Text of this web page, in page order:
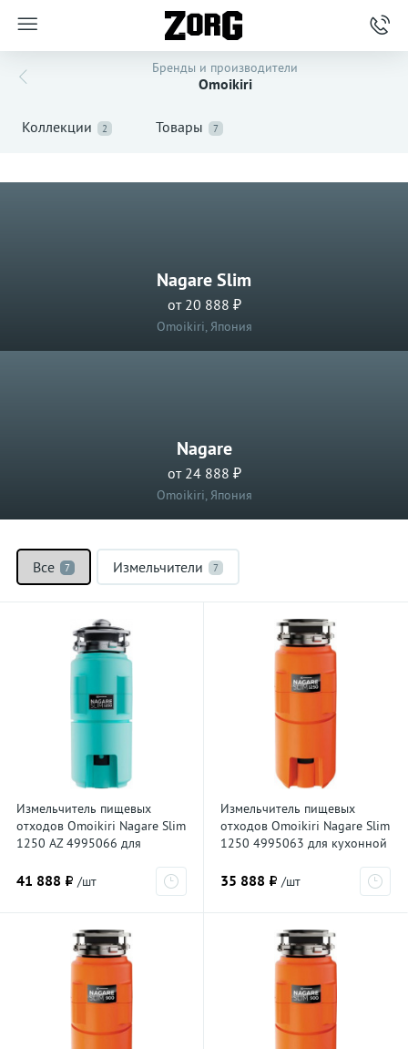
Бренды и производители
Omoikiri
Коллекции 2 Товары 7
Nagare Slim
от 20 888 ₽
Omoikiri, Япония
Nagare
от 24 888 ₽
Omoikiri, Япония
Все 7 Измельчители 7
Измельчитель пищевых
отходов Omoikiri Nagare Slim
1250 AZ 4995066 для
магнит
41 888 ₽ /шт
Измельчитель пищевых
отходов Omoikiri Nagare Slim
1250 4995063 для кухонной
35 888 ₽ /шт